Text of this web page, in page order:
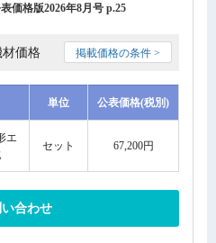
価格版2026年8月号 p.25
価格 掲載価格の条件 >
単位 公表価格(税別)
エ
セット 67,200円
合わせ